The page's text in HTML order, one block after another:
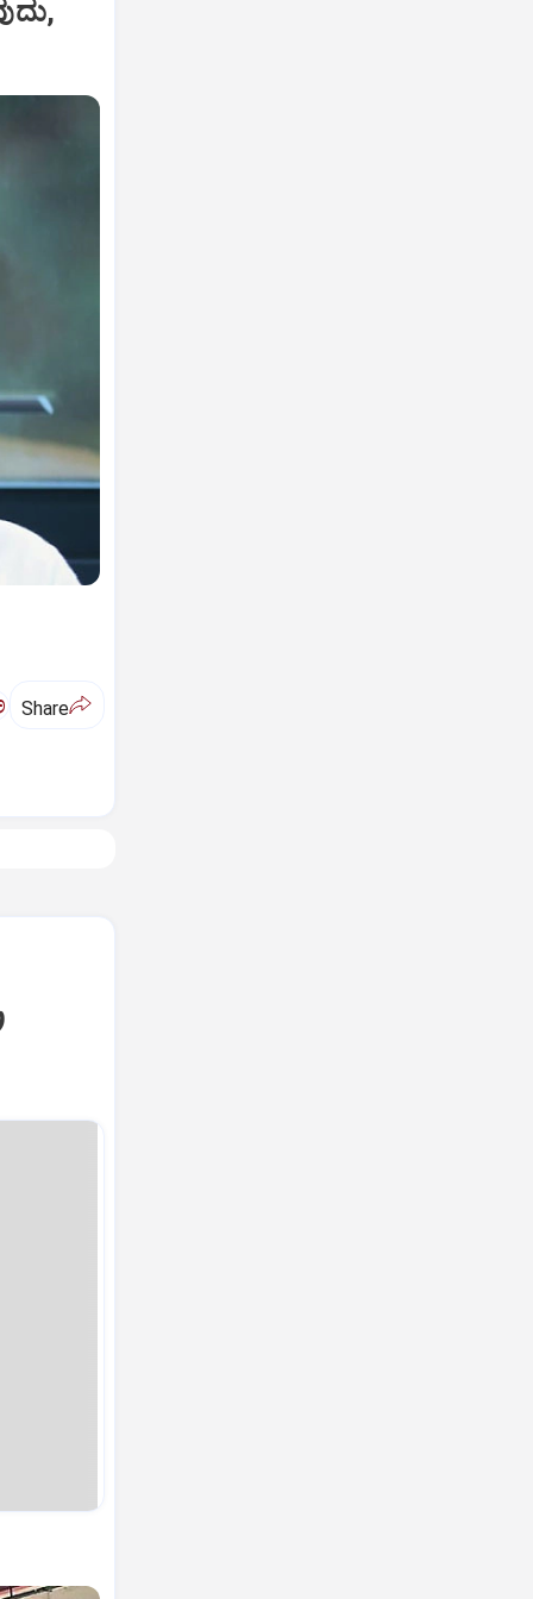
Share